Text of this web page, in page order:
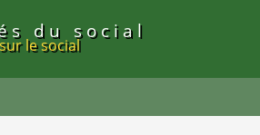
du social
le social
cookies